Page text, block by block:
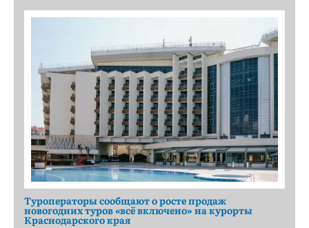
Туроператоры сообщают о росте продаж
новогодних туров «всё включено» на курорты
Краснодарского края